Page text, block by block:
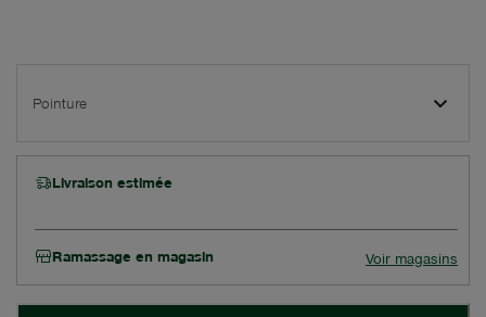
Pointure
Livraison estimée
Ramassage en magasin Voir magasins